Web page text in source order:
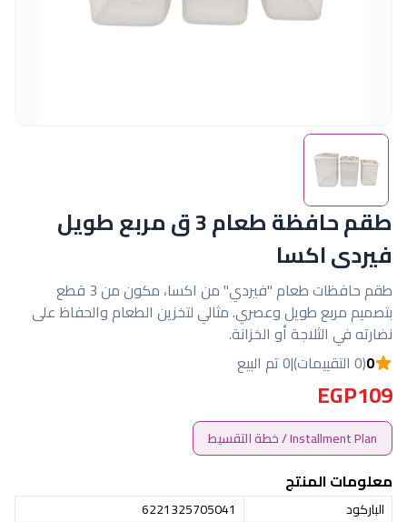
طقم حافظة طعام 3 ق مربع طويل
فيردى اكسا
طقم حافظات طعام "فيردي" من اكسا، مكون من 3 قطع
بتصميم مربع طويل وعصري. مثالي لتخزين الطعام والحفاظ على
نضارته في الثلاجة أو الخزانة.
0(0 التقييمات) |0 تم البيع
EGP109
Installment Plan / خطة التقسيط
معلومات المنتج
الباركود
6221325705041